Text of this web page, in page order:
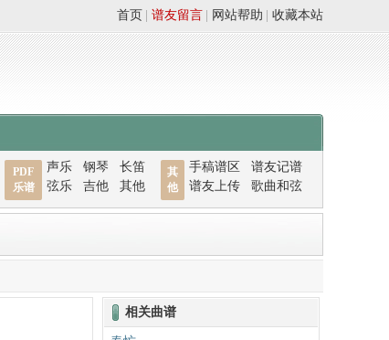
收藏本站
网站帮助
谱友留言
首页
PDF
乐谱
声乐 钢琴
长笛
弦乐
吉他 其他
其
他
手稿谱区
谱友记谱
谱友上传
歌曲和弦
相关曲谱